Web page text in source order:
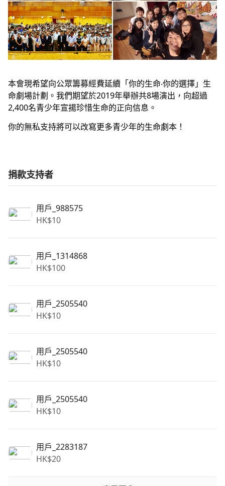
本會現希望向公眾籌募經費延續「你的生命‧你的選擇」生
命劇場計劃。我們期望於2019年舉辦共8場演出，向超過
2,400名青少年宣揚珍惜生命的正向信息。
你的無私支持將可以改寫更多青少年的生命劇本！
捐款支持者
用戶_988575
HK$10
用戶_1314868
HK$100
用戶_2505540
HK$10
用戶_2505540
HK$10
用戶_2505540
HK$10
用戶_2283187
HK$20